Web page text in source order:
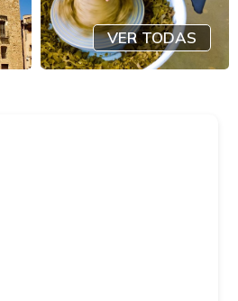
VER TODAS